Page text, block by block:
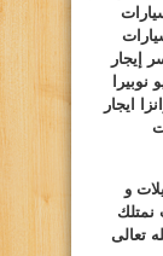
إيجار
ايجار
و
نمتلك
تعالى